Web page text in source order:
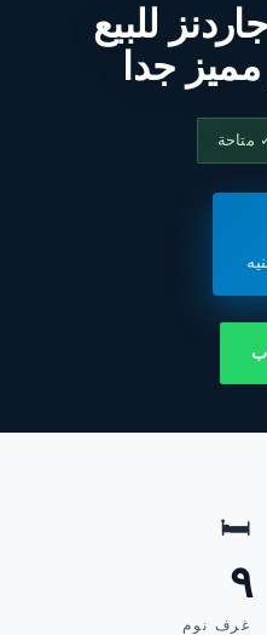
للبيع
جدا
متاحة
🛏
٩
غرف نوم